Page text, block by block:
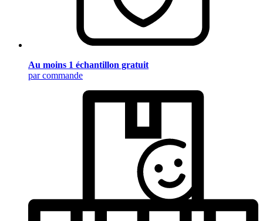
Au moins 1 échantillon gratuit
par commande